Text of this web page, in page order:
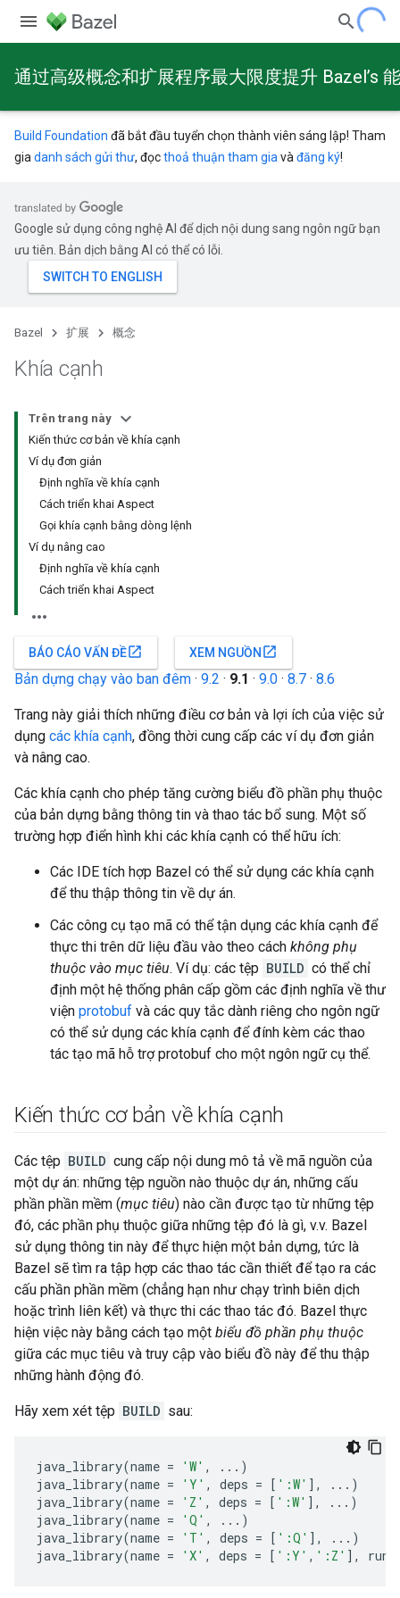
通过高级概念和扩展程序最大限度提升 Bazel’s
Build Foundation đã bắt đầu tuyển chọn thành viên sáng lập! Tham
gia danh sách gửi thư, đọcthoả thuận tham gia và đăng ký!
Google sử dụng công nghệ AI để dịch nội dung sang ngôn ngữ bạn
ưu tiên. Bản dịch bằng AI có thể có lỗi.
Bazel 扩展 概念
Khía cạnh
Trên trang này
Kiến thức cơ bản về khía cạnh
Ví dụ đơn giản
Định nghĩa về khía cạnh
Cách triển khai Aspect
Gọi khía cạnh bằng dòng lệnh
Ví dụ nâng cao
Định nghĩa về khía cạnh
Cách triển khai Aspect
BÁO CÁO VẤN ĐỀopen_in_new XEM NGUỒN open_in_new
Bản dựng chạy vào ban đêm · 9.2 · 9.1 · 9.0 · 8.7 · 8.6
Trang này giải thích những điều cơ bản và lợi ích của việc sử
dụng các khía cạnh, đồng thời cung cấp các ví dụ đơn giản
và nâng cao.
Các khía cạnh cho phép tăng cường biểu đồ phần phụ thuộc
của bản dựng bằng thông tin và thao tác bổ sung. Một số
trường hợp điển hình khi các khía cạnh có thể hữu ích:
Các IDE tích hợp Bazel có thể sử dụng các khía cạnh
để thu thập thông tin về dự án.
Các công cụ tạo mã có thể tận dụng các khía cạnh để
thực thi trên dữ liệu đầu vào theo cách không phụ
thuộc vào mục tiêu. Ví dụ: các tệp BUILD có thể chỉ
định một hệ thống phân cấp gồm các định nghĩa về thư
viện protobuf và các quy tắc dành riêng cho ngôn ngữ
có thể sử dụng các khía cạnh để đính kèm các thao
tác tạo mã hỗ trợ protobuf cho một ngôn ngữ cụ thể.
Kiến thức cơ bản về khía cạnh
Các tệp BUILD cung cấp nội dung mô tả về mã nguồn của
một dự án: những tệp nguồn nào thuộc dự án, những cấu
phần phần mềm (mục tiêu) nào cần được tạo từ những tệp
đó, các phần phụ thuộc giữa những tệp đó là gì, v.v. Bazel
sử dụng thông tin này để thực hiện một bản dựng, tức là
Bazel sẽ tìm ra tập hợp các thao tác cần thiết để tạo ra các
cấu phần phần mềm (chẳng hạn như chạy trình biên dịch
hoặc trình liên kết) và thực thi các thao tác đó. Bazel thực
hiện việc này bằng cách tạo một biểu đồ phần phụ thuộc
giữa các mục tiêu và truy cập vào biểu đồ này để thu thập
những hành động đó.
Hãy xem xét tệp BUILD sau:
java_library(name = 'W' , ... )
java_library(name = 'Y' , deps = [ ':W' ], ... )
java_library(name = 'Z' , deps = [ ':W' ], ... )
java_library(name = 'Q' , ... )
java_library(name = 'T' , deps = [ ':Q' ], ... )
java_library(name = 'X' , deps = [ ':Y' , ':Z' ],